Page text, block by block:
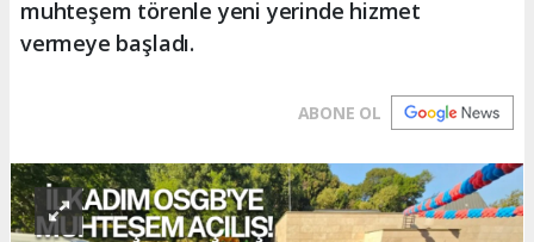
muhteşem törenle yeni yerinde hizmet
vermeye başladı.
ABONE OL